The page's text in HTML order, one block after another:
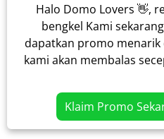
Halo Domo Lovers 👋,
bengkel Kami
dapatkan promo menarik
kami akan membalas
Klaim Promo